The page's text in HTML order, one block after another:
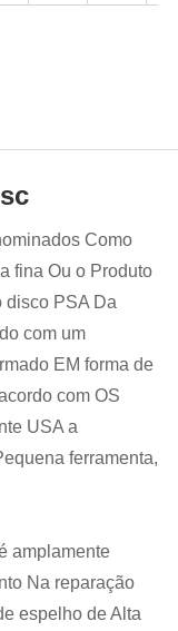
Como
fina Ou o Produto
disco PSA Da
com um
EM forma de
com OS
USA a
ferramenta,
amplamente
Na reparação
espelho de Alta